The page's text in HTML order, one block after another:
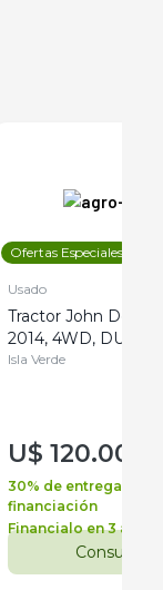
Ofertas Especiales
Usado
Tractor John Deere
2014, 4WD, DUAL
Isla Verde
U$ 120.000
30% de entrega +
financiación
Financialo en 3 años
Consultar